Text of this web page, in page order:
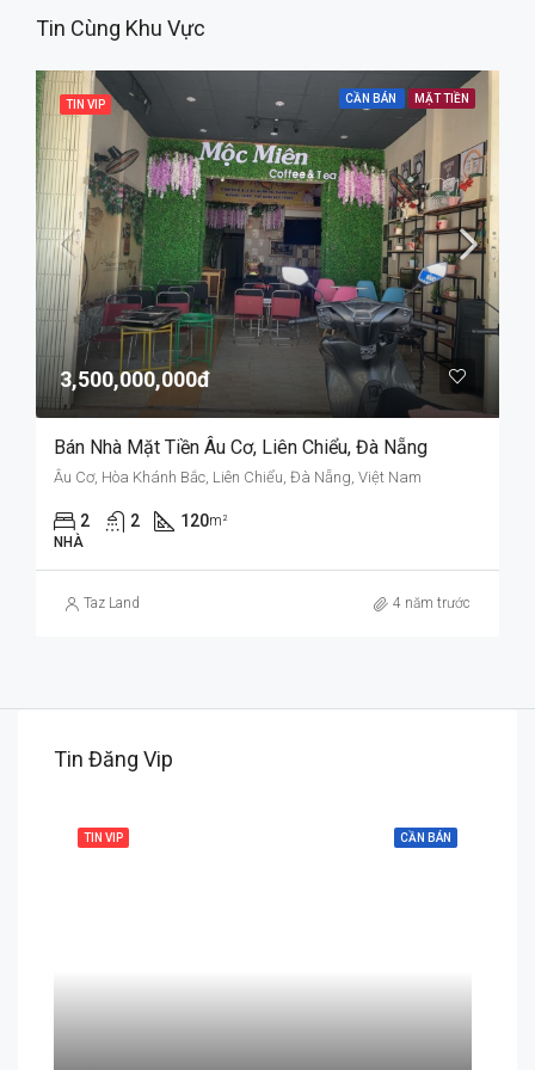
Tin Cùng Khu Vực
TIN VIP CẦN BÁN MẶT TIỀN
3,500,000,000đ
Bán Nhà Mặt Tiền Âu Cơ, Liên Chiểu, Đà Nẵng
Âu Cơ, Hòa Khánh Bắc, Liên Chiểu, Đà Nẵng, Việt Nam
2 2 120m²
NHÀ
Taz Land 4 năm trước
Tin Đăng Vip
CẦN BÁN
TIN VIP